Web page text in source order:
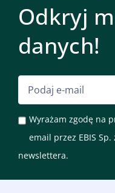
Odkryj
danych!
Wyrażam zgodę na
email przez EBIS
newslettera.